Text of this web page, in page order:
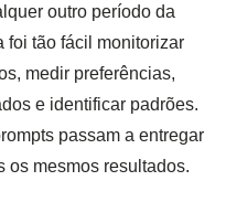
outro período da
foi tão fácil monitorizar
medir preferências,
e identificar padrões.
passam a entregar
os mesmos resultados.